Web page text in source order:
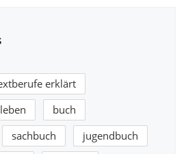
erklärt
buch
sachbuch
jugendbuch